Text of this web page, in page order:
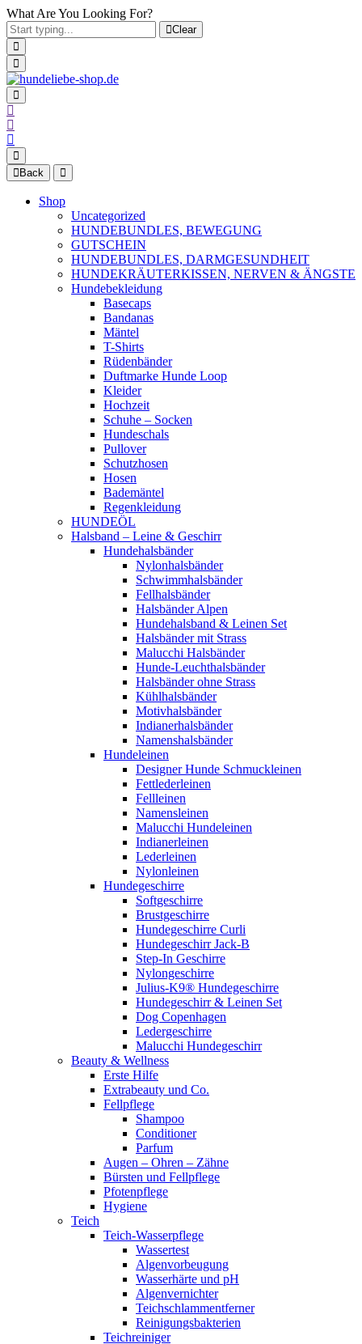
What Are You Looking For?
Clear
Back
Shop
Uncategorized
HUNDEBUNDLES, BEWEGUNG
GUTSCHEIN
HUNDEBUNDLES, DARMGESUNDHEIT
HUNDEKRÄUTERKISSEN, NERVEN & ÄNGSTE
Hundebekleidung
Basecaps
Bandanas
Mäntel
T-Shirts
Rüdenbänder
Duftmarke Hunde Loop
Kleider
Hochzeit
Schuhe – Socken
Hundeschals
Pullover
Schutzhosen
Hosen
Bademäntel
Regenkleidung
HUNDEÖL
Halsband – Leine & Geschirr
Hundehalsbänder
Nylonhalsbänder
Schwimmhalsbänder
Fellhalsbänder
Halsbänder Alpen
Hundehalsband & Leinen Set
Halsbänder mit Strass
Malucchi Halsbänder
Hunde-Leuchthalsbänder
Halsbänder ohne Strass
Kühlhalsbänder
Motivhalsbänder
Indianerhalsbänder
Namenshalsbänder
Hundeleinen
Designer Hunde Schmuckleinen
Fettlederleinen
Fellleinen
Namensleinen
Malucchi Hundeleinen
Indianerleinen
Lederleinen
Nylonleinen
Hundegeschirre
Softgeschirre
Brustgeschirre
Hundegeschirre Curli
Hundegeschirr Jack-B
Step-In Geschirre
Nylongeschirre
Julius-K9® Hundegeschirre
Hundegeschirr & Leinen Set
Dog Copenhagen
Ledergeschirre
Malucchi Hundegeschirr
Beauty & Wellness
Erste Hilfe
Extrabeauty und Co.
Fellpflege
Shampoo
Conditioner
Parfum
Augen – Ohren – Zähne
Bürsten und Fellpflege
Pfotenpflege
Hygiene
Teich
Teich-Wasserpflege
Wassertest
Algenvorbeugung
Wasserhärte und pH
Algenvernichter
Teichschlammentferner
Reinigungsbakterien
Teichreiniger